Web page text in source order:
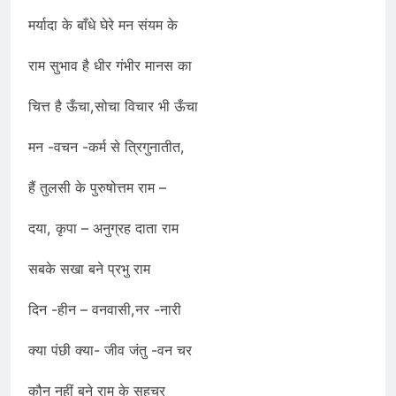
मर्यादा के बाँधे घेरे मन संयम के
राम सुभाव है धीर गंभीर मानस का
चित्त है ऊँचा,सोचा विचार भी ऊँचा
मन -वचन -कर्म से त्रिगुनातीत,
हैं तुलसी के पुरुषोत्तम राम –
दया, कृपा – अनुग्रह दाता राम
सबके सखा बने प्रभु राम
दिन -हीन – वनवासी,नर -नारी
क्या पंछी क्या- जीव जंतु -वन चर
कौन नहीं बने राम के सहचर